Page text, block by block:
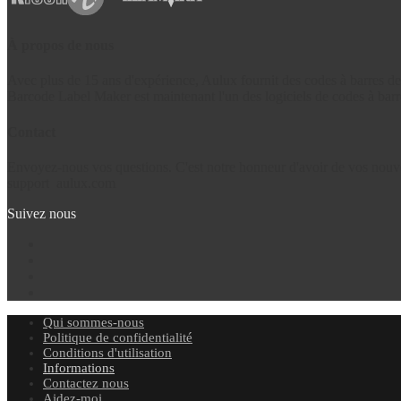
Suivez nous
Qui sommes-nous
Politique de confidentialité
Conditions d'utilisation
Informations
Contactez nous